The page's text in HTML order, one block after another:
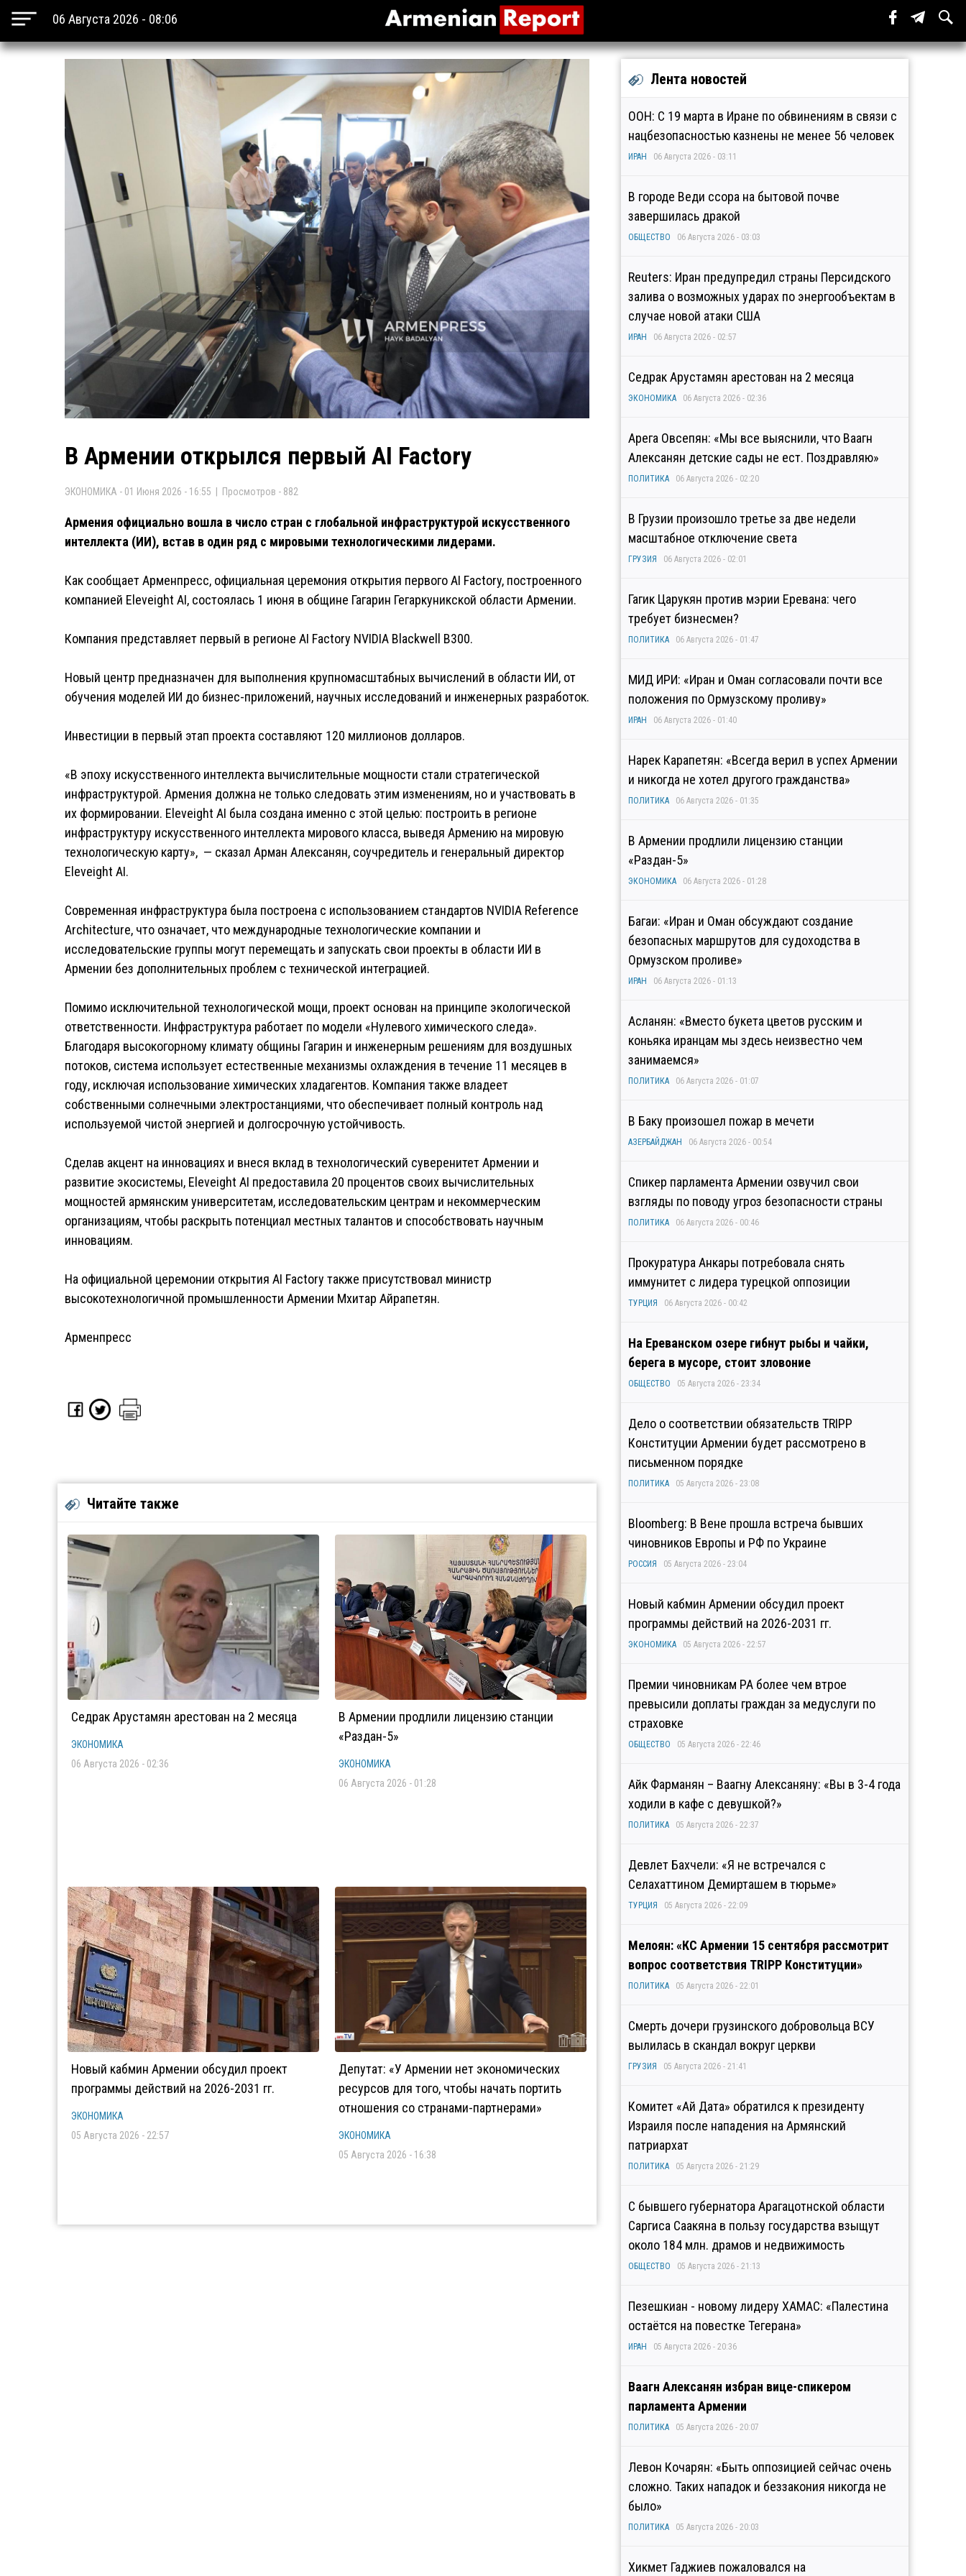
06 Августа 2026 - 08:06
В Армении открылся первый AI Factory
ЭКОНОМИКА - 01 Июня 2026 - 16:55 | Просмотров - 882
Армения официально вошла в число стран с глобальной инфраструктурой искусственного
интеллекта (ИИ), встав в один ряд с мировыми технологическими лидерами.
Как сообщает Арменпресс, официальная церемония открытия первого AI Factory, построенного
компанией Eleveight AI, состоялась 1 июня в общине Гагарин Гегаркуникской области Армении.
Компания представляет первый в регионе AI Factory NVIDIA Blackwell B300.
Новый центр предназначен для выполнения крупномасштабных вычислений в области ИИ, от
обучения моделей ИИ до бизнес-приложений, научных исследований и инженерных разработок.
Инвестиции в первый этап проекта составляют 120 миллионов долларов.
«В эпоху искусственного интеллекта вычислительные мощности стали стратегической
инфраструктурой. Армения должна не только следовать этим изменениям, но и участвовать в
их формировании. Eleveight AI была создана именно с этой целью: построить в регионе
инфраструктуру искусственного интеллекта мирового класса, выведя Армению на мировую
технологическую карту», — сказал Арман Алексанян, соучредитель и генеральный директор
Eleveight AI.
Современная инфраструктура была построена с использованием стандартов NVIDIA Reference
Architecture, что означает, что международные технологические компании и
исследовательские группы могут перемещать и запускать свои проекты в области ИИ в
Армении без дополнительных проблем с технической интеграцией.
Помимо исключительной технологической мощи, проект основан на принципе экологической
ответственности. Инфраструктура работает по модели «Нулевого химического следа».
Благодаря высокогорному климату общины Гагарин и инженерным решениям для воздушных
потоков, система использует естественные механизмы охлаждения в течение 11 месяцев в
году, исключая использование химических хладагентов. Компания также владеет
собственными солнечными электростанциями, что обеспечивает полный контроль над
используемой чистой энергией и долгосрочную устойчивость.
Сделав акцент на инновациях и внеся вклад в технологический суверенитет Армении и
развитие экосистемы, Eleveight AI предоставила 20 процентов своих вычислительных
мощностей армянским университетам, исследовательским центрам и некоммерческим
организациям, чтобы раскрыть потенциал местных талантов и способствовать научным
инновациям.
На официальной церемонии открытия AI Factory также присутствовал министр
высокотехнологичной промышленности Армении Мхитар Айрапетян.
Арменпресс
Читайте также
Седрак Арустамян арестован на 2 месяца
ЭКОНОМИКА
06 Августа 2026 - 02:36
В Армении продлили лицензию станции
«Раздан-5»
ЭКОНОМИКА
06 Августа 2026 - 01:28
Новый кабмин Армении обсудил проект
программы действий на 2026-2031 гг.
ЭКОНОМИКА
05 Августа 2026 - 22:57
Депутат: «У Армении нет экономических
ресурсов для того, чтобы начать портить
отношения со странами-партнерами»
ЭКОНОМИКА
05 Августа 2026 - 16:38
Лента новостей
ООН: С 19 марта в Иране по обвинениям в связи с
нацбезопасностью казнены не менее 56 человек
ИРАН 06 Августа 2026 - 03:11
В городе Веди ссора на бытовой почве
завершилась дракой
ОБЩЕСТВО 06 Августа 2026 - 03:03
Reuters: Иран предупредил страны Персидского
залива о возможных ударах по энергообъектам в
случае новой атаки США
ИРАН 06 Августа 2026 - 02:57
Седрак Арустамян арестован на 2 месяца
ЭКОНОМИКА 06 Августа 2026 - 02:36
Арега Овсепян: «Мы все выяснили, что Ваагн
Алексанян детские сады не ест. Поздравляю»
ПОЛИТИКА 06 Августа 2026 - 02:20
В Грузии произошло третье за две недели
масштабное отключение света
ГРУЗИЯ 06 Августа 2026 - 02:01
Гагик Царукян против мэрии Еревана: чего
требует бизнесмен?
ПОЛИТИКА 06 Августа 2026 - 01:47
МИД ИРИ: «Иран и Оман согласовали почти все
положения по Ормузскому проливу»
ИРАН 06 Августа 2026 - 01:40
Нарек Карапетян: «Всегда верил в успех Армении
и никогда не хотел другого гражданства»
ПОЛИТИКА 06 Августа 2026 - 01:35
В Армении продлили лицензию станции
«Раздан-5»
ЭКОНОМИКА 06 Августа 2026 - 01:28
Багаи: «Иран и Оман обсуждают создание
безопасных маршрутов для судоходства в
Ормузском проливе»
ИРАН 06 Августа 2026 - 01:13
Асланян: «Вместо букета цветов русским и
коньяка иранцам мы здесь неизвестно чем
занимаемся»
ПОЛИТИКА 06 Августа 2026 - 01:07
В Баку произошел пожар в мечети
АЗЕРБАЙДЖАН 06 Августа 2026 - 00:54
Спикер парламента Армении озвучил свои
взгляды по поводу угроз безопасности страны
ПОЛИТИКА 06 Августа 2026 - 00:46
Прокуратура Анкары потребовала снять
иммунитет с лидера турецкой оппозиции
ТУРЦИЯ 06 Августа 2026 - 00:42
На Ереванском озере гибнут рыбы и чайки,
берега в мусоре, стоит зловоние
ОБЩЕСТВО 05 Августа 2026 - 23:34
Дело о соответствии обязательств TRIPP
Конституции Армении будет рассмотрено в
письменном порядке
ПОЛИТИКА 05 Августа 2026 - 23:08
Bloomberg: В Вене прошла встреча бывших
чиновников Европы и РФ по Украине
РОССИЯ 05 Августа 2026 - 23:04
Новый кабмин Армении обсудил проект
программы действий на 2026-2031 гг.
ЭКОНОМИКА 05 Августа 2026 - 22:57
Премии чиновникам РА более чем втрое
превысили доплаты граждан за медуслуги по
страховке
ОБЩЕСТВО 05 Августа 2026 - 22:46
Айк Фарманян – Ваагну Алексаняну: «Вы в 3-4 года
ходили в кафе с девушкой?»
ПОЛИТИКА 05 Августа 2026 - 22:37
Девлет Бахчели: «Я не встречался с
Селахаттином Демирташем в тюрьме»
ТУРЦИЯ 05 Августа 2026 - 22:09
Мелоян: «КС Армении 15 сентября рассмотрит
вопрос соответствия TRIPP Конституции»
ПОЛИТИКА 05 Августа 2026 - 22:01
Смерть дочери грузинского добровольца ВСУ
вылилась в скандал вокруг церкви
ГРУЗИЯ 05 Августа 2026 - 21:41
Комитет «Ай Дата» обратился к президенту
Израиля после нападения на Армянский
патриархат
ПОЛИТИКА 05 Августа 2026 - 21:29
С бывшего губернатора Арагацотнской области
Саргиса Саакяна в пользу государства взыщут
около 184 млн. драмов и недвижимость
ОБЩЕСТВО 05 Августа 2026 - 21:13
Пезешкиан - новому лидеру ХАМАС: «Палестина
остаётся на повестке Тегерана»
ИРАН 05 Августа 2026 - 20:36
Ваагн Алексанян избран вице-спикером
парламента Армении
ПОЛИТИКА 05 Августа 2026 - 20:07
Левон Кочарян: «Быть оппозицией сейчас очень
сложно. Таких нападок и беззакония никогда не
было»
ПОЛИТИКА 05 Августа 2026 - 20:03
Хикмет Гаджиев пожаловался на